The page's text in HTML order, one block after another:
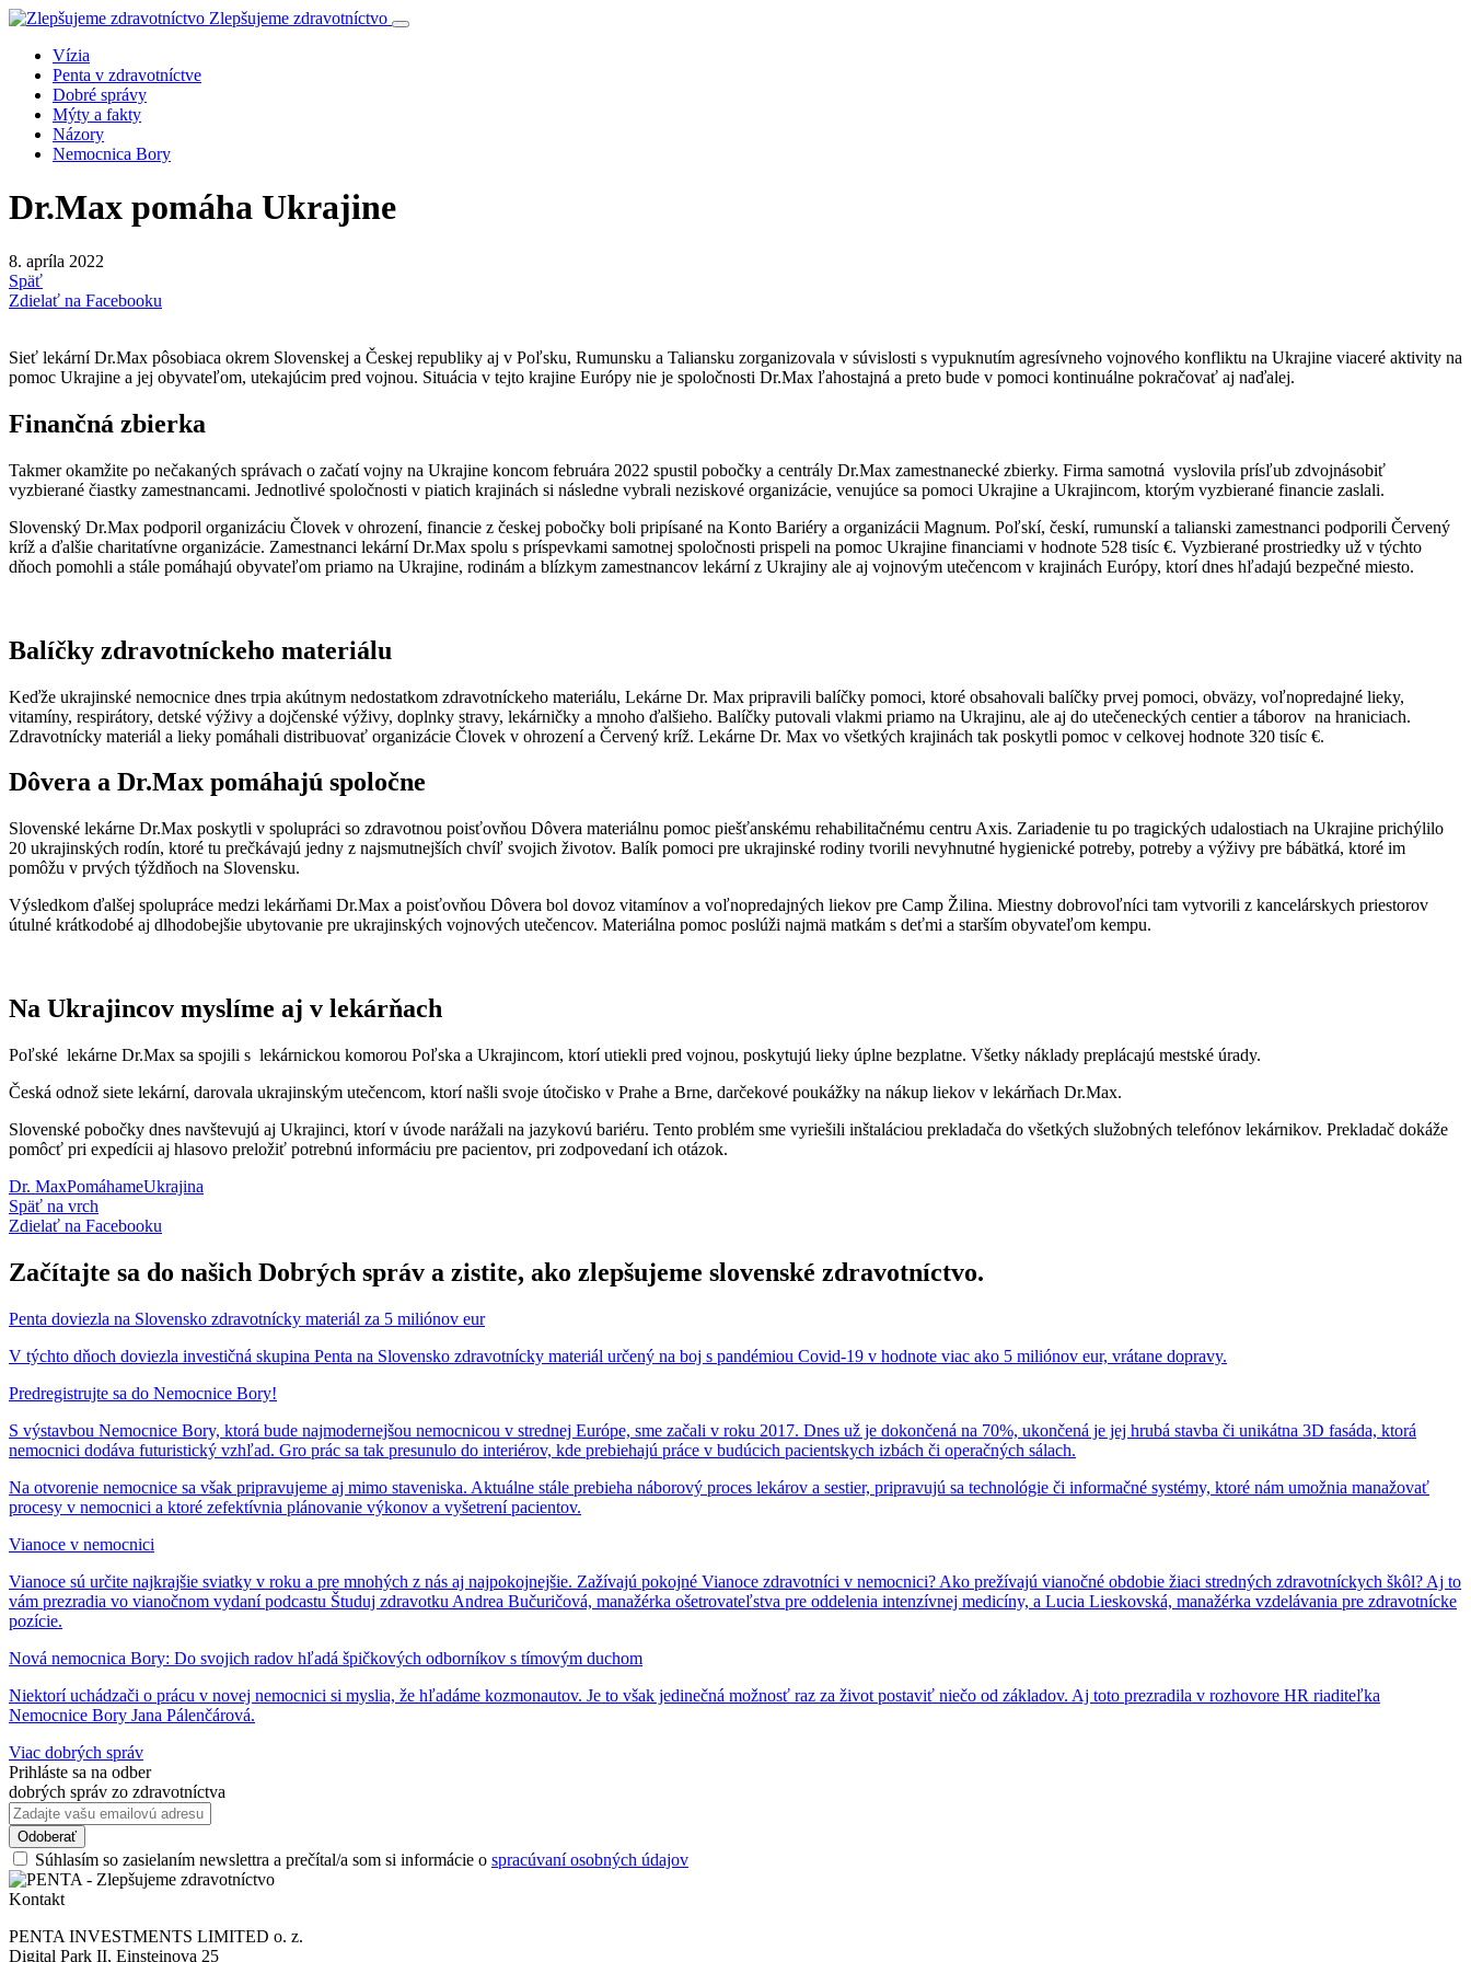
Zlepšujeme zdravotníctvo
Vízia
Penta v zdravotníctve
Dobré správy
Mýty a fakty
Názory
Nemocnica Bory
Dr.Max pomáha Ukrajine
8. apríla 2022
Späť
Zdielať na Facebooku
Sieť lekární Dr.Max pôsobiaca okrem Slovenskej a Českej republiky aj v Poľsku, Rumunsku a Taliansku zorganizovala v súvislosti s vypuknutím agresívneho vojnového konfliktu na Ukrajine viaceré aktivity na
pomoc Ukrajine a jej obyvateľom, utekajúcim pred vojnou. Situácia v tejto krajine Európy nie je spoločnosti Dr.Max ľahostajná a preto bude v pomoci kontinuálne pokračovať aj naďalej.
Finančná zbierka
Takmer okamžite po nečakaných správach o začatí vojny na Ukrajine koncom februára 2022 spustil pobočky a centrály Dr.Max zamestnanecké zbierky. Firma samotná vyslovila prísľub zdvojnásobiť
vyzbierané čiastky zamestnancami. Jednotlivé spoločnosti v piatich krajinách si následne vybrali neziskové organizácie, venujúce sa pomoci Ukrajine a Ukrajincom, ktorým vyzbierané financie zaslali.
Slovenský Dr.Max podporil organizáciu Človek v ohrození, financie z českej pobočky boli pripísané na Konto Bariéry a organizácii Magnum. Poľskí, českí, rumunskí a talianski zamestnanci podporili Červený
kríž a ďalšie charitatívne organizácie. Zamestnanci lekární Dr.Max spolu s príspevkami samotnej spoločnosti prispeli na pomoc Ukrajine financiami v hodnote 528 tisíc €. Vyzbierané prostriedky už v týchto
dňoch pomohli a stále pomáhajú obyvateľom priamo na Ukrajine, rodinám a blízkym zamestnancov lekární z Ukrajiny ale aj vojnovým utečencom v krajinách Európy, ktorí dnes hľadajú bezpečné miesto.
Balíčky zdravotníckeho materiálu
Keďže ukrajinské nemocnice dnes trpia akútnym nedostatkom zdravotníckeho materiálu, Lekárne Dr. Max pripravili balíčky pomoci, ktoré obsahovali balíčky prvej pomoci, obväzy, voľnopredajné lieky,
vitamíny, respirátory, detské výživy a dojčenské výživy, doplnky stravy, lekárničky a mnoho ďalšieho. Balíčky putovali vlakmi priamo na Ukrajinu, ale aj do utečeneckých centier a táborov na hraniciach.
Zdravotnícky materiál a lieky pomáhali distribuovať organizácie Človek v ohrození a Červený kríž. Lekárne Dr. Max vo všetkých krajinách tak poskytli pomoc v celkovej hodnote 320 tisíc €.
Dôvera a Dr.Max pomáhajú spoločne
Slovenské lekárne Dr.Max poskytli v spolupráci so zdravotnou poisťovňou Dôvera materiálnu pomoc piešťanskému rehabilitačnému centru Axis. Zariadenie tu po tragických udalostiach na Ukrajine prichýlilo
20 ukrajinských rodín, ktoré tu prečkávajú jedny z najsmutnejších chvíľ svojich životov. Balík pomoci pre ukrajinské rodiny tvorili nevyhnutné hygienické potreby, potreby a výživy pre bábätká, ktoré im
pomôžu v prvých týždňoch na Slovensku.
Výsledkom ďalšej spolupráce medzi lekárňami Dr.Max a poisťovňou Dôvera bol dovoz vitamínov a voľnopredajných liekov pre Camp Žilina. Miestny dobrovoľníci tam vytvorili z kancelárskych priestorov
útulné krátkodobé aj dlhodobejšie ubytovanie pre ukrajinských vojnových utečencov. Materiálna pomoc poslúži najmä matkám s deťmi a starším obyvateľom kempu.
Na Ukrajincov myslíme aj v lekárňach
Poľské lekárne Dr.Max sa spojili s lekárnickou komorou Poľska a Ukrajincom, ktorí utiekli pred vojnou, poskytujú lieky úplne bezplatne. Všetky náklady preplácajú mestské úrady.
Česká odnož siete lekární, darovala ukrajinským utečencom, ktorí našli svoje útočisko v Prahe a Brne, darčekové poukážky na nákup liekov v lekárňach Dr.Max.
Slovenské pobočky dnes navštevujú aj Ukrajinci, ktorí v úvode narážali na jazykovú bariéru. Tento problém sme vyriešili inštaláciou prekladača do všetkých služobných telefónov lekárnikov. Prekladač dokáže
pomôcť pri expedícii aj hlasovo preložiť potrebnú informáciu pre pacientov, pri zodpovedaní ich otázok.
Dr. MaxPomáhameUkrajina
Späť na vrch
Zdielať na Facebooku
Začítajte sa do našich Dobrých správ a zistite, ako zlepšujeme slovenské zdravotníctvo.
Penta doviezla na Slovensko zdravotnícky materiál za 5 miliónov eur
V týchto dňoch doviezla investičná skupina Penta na Slovensko zdravotnícky materiál určený na boj s pandémiou Covid-19 v hodnote viac ako 5 miliónov eur, vrátane dopravy.
Predregistrujte sa do Nemocnice Bory!
S výstavbou Nemocnice Bory, ktorá bude najmodernejšou nemocnicou v strednej Európe, sme začali v roku 2017. Dnes už je dokončená na 70%, ukončená je jej hrubá stavba či unikátna 3D fasáda, ktorá
nemocnici dodáva futuristický vzhľad. Gro prác sa tak presunulo do interiérov, kde prebiehajú práce v budúcich pacientskych izbách či operačných sálach.
Na otvorenie nemocnice sa však pripravujeme aj mimo staveniska. Aktuálne stále prebieha náborový proces lekárov a sestier, pripravujú sa technológie či informačné systémy, ktoré nám umožnia manažovať
procesy v nemocnici a ktoré zefektívnia plánovanie výkonov a vyšetrení pacientov.
Vianoce v nemocnici
Vianoce sú určite najkrajšie sviatky v roku a pre mnohých z nás aj najpokojnejšie. Zažívajú pokojné Vianoce zdravotníci v nemocnici? Ako prežívajú vianočné obdobie žiaci stredných zdravotníckych škôl? Aj to
vám prezradia vo vianočnom vydaní podcastu Študuj zdravotku Andrea Bučuričová, manažérka ošetrovateľstva pre oddelenia intenzívnej medicíny, a Lucia Lieskovská, manažérka vzdelávania pre zdravotnícke
pozície.
Nová nemocnica Bory: Do svojich radov hľadá špičkových odborníkov s tímovým duchom
Niektorí uchádzači o prácu v novej nemocnici si myslia, že hľadáme kozmonautov. Je to však jedinečná možnosť raz za život postaviť niečo od základov. Aj toto prezradila v rozhovore HR riaditeľka
Nemocnice Bory Jana Pálenčárová.
Viac dobrých správ
Prihláste sa na odber
dobrých správ zo zdravotníctva
Súhlasím so zasielaním newslettra a prečítal/a som si informácie o spracúvaní osobných údajov
Kontakt
PENTA INVESTMENTS LIMITED o. z.
Digital Park II, Einsteinova 25